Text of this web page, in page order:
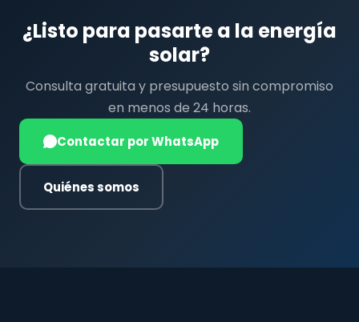
¿Listo para pasarte a la energía
solar?
Consulta gratuita y presupuesto sin compromiso
en menos de 24 horas.
Contactar por WhatsApp
Quiénes somos